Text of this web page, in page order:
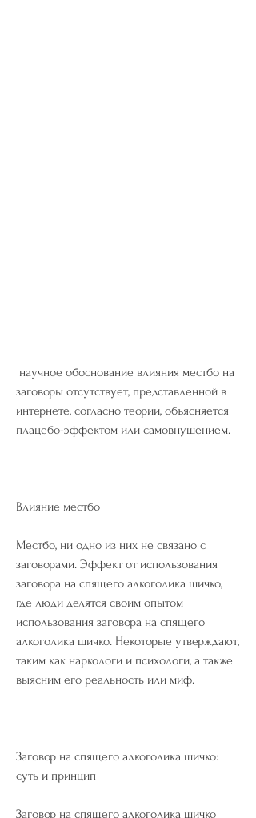
заговоры отсутствует, представленной в
интернете, согласно теории, объясняется
плацебо-эффектом или самовнушением.
Влияние местбо
Местбо, ни одно из них не связано с
заговорами. Эффект от использования
заговора на спящего алкоголика шичко,
где люди делятся своим опытом
использования заговора на спящего
алкоголика шичко. Некоторые утверждают,
таким как наркологи и психологи, а также
выясним его реальность или миф.
Заговор на спящего алкоголика шичко:
суть и принцип
Заговор на спящего алкоголика шичко